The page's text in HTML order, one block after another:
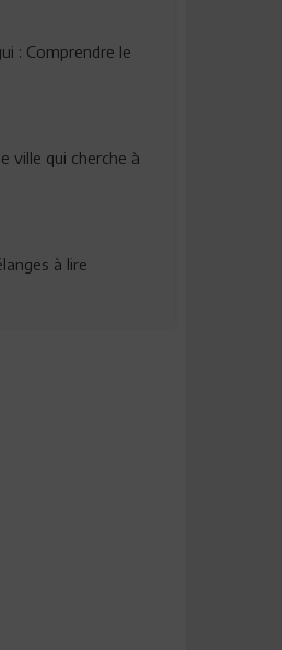
: Comprendre le
ville qui cherche à
à lire